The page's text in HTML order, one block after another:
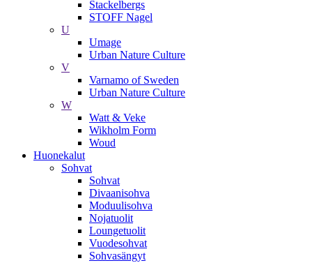
Stackelbergs
STOFF Nagel
U
Umage
Urban Nature Culture
V
Varnamo of Sweden
Urban Nature Culture
W
Watt & Veke
Wikholm Form
Woud
Huonekalut
Sohvat
Sohvat
Divaanisohva
Moduulisohva
Nojatuolit
Loungetuolit
Vuodesohvat
Sohvasängyt